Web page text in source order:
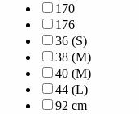
170
176
36 (S)
38 (M)
40 (M)
44 (L)
92 cm